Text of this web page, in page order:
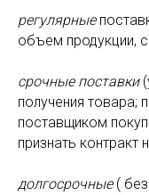
регулярные
объем продукции,
срочные поставки
получения товара;
поставщиком
признать контракт
долгосрочные (